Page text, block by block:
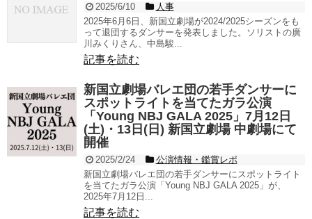
2025/6/10
人事
2025年6月6日、新国立劇場が2024/2025シーズンをも
って退団するダンサーを発表しました。ソリストの廣
川みくりさん、中島駿...
記事を読む
新国立劇場バレエ団の若手ダンサーに
スポットライトを当てたガラ公演
「Young NBJ GALA 2025」7月12日
(土)・13日(日) 新国立劇場 中劇場にて
開催
2025/2/24
公演情報・鑑賞レポ
新国立劇場バレエ団の若手ダンサーにスポットライト
を当てたガラ公演「Young NBJ GALA 2025」が、
2025年7月12日...
記事を読む